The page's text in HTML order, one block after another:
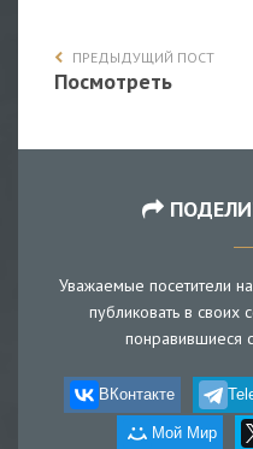
ПРЕДЫДУЩИЙ ПОСТ
Посмотреть
Уважаемые посетители
публиковать в своих
понравившиеся
ВКонтакте
Мой Мир